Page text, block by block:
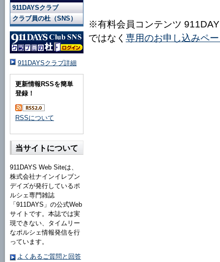
※有料会員コンテンツ
ではなく 専用のお申し込みペ
911DAYSクラブ
クラブ員の杜（SNS）
911DAYSクラブ詳細
更新情報RSSを簡単
登録！
RSSについて
当サイトについて
911DAYS Web Siteは、
株式会社ナインイレブン
デイズが発行しているポ
ルシェ専門雑誌
「911DAYS」の公式Web
サイトです。本誌では実
現できない、タイムリー
なポルシェ情報発信を行
っています。
よくあるご質問と回答